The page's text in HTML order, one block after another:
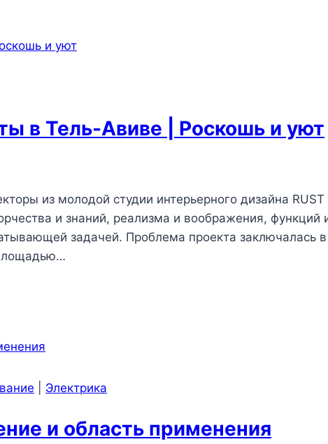
в Тель-Авиве | Роскошь и уют
из молодой студии интерьерного дизайна
и знаний, реализма и воображения, функций
задачей. Проблема проекта заключалась
Электрика
и область применения